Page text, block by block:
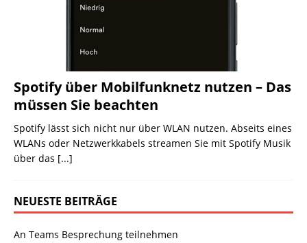
Spotify über Mobilfunknetz nutzen – Das
müssen Sie beachten
Spotify lässt sich nicht nur über WLAN nutzen. Abseits eines
WLANs oder Netzwerkkabels streamen Sie mit Spotify Musik
über das [...]
NEUESTE BEITRÄGE
An Teams Besprechung teilnehmen